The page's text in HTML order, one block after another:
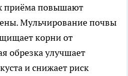
приёма повышают
Мульчирование почвы
корни от
обрезка улучшает
и снижает риск